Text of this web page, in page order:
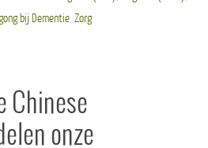
bij Dementie, Zorg
Chinese
onze